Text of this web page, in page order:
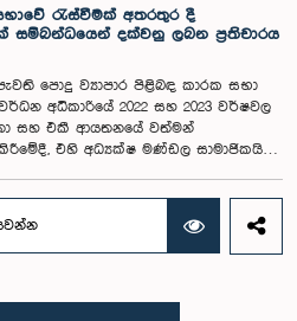
රැස්වීමක් අතරතුර දී
සම්බන්ධයෙන් දක්වනු ලබන ප්‍රතිචාරය
පොදු ව්‍යාපාර පිළිබඳ කාරක සභා
අධිකාරියේ 2022 සහ 2023 වර්ෂවල
සහ එකී ආයතනයේ වත්මන්
එහි අධ්‍යක්ෂ මණ්ඩල සාමාජිකයින්
සම්බන්ධයෙන් පිළිපැදිය යුතු වන
නුසුදුසු ආකාරයෙන් සැරසී
සම්ප්‍රදායට හා